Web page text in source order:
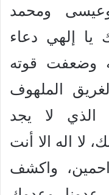
ومحمد
يا إلهي دعاء
وضعفت قوته
الملهوف
الذي لا يجد
لا اله الا أنت
واكشف